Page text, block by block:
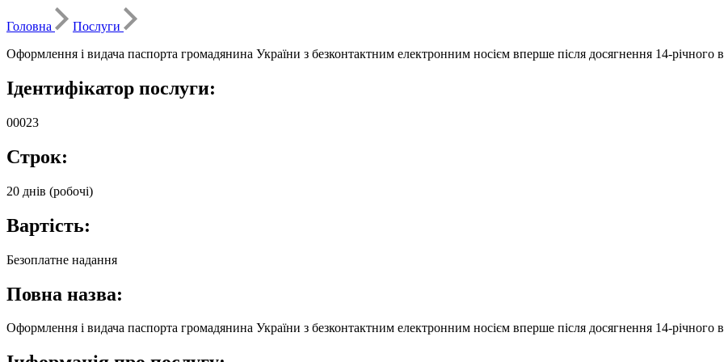
Головна
Послуги
Оформлення і видача паспорта громадянина України з безконтактним електронним носієм вперше після досягнення 14-річного
Ідентифікатор послуги:
00023
Строк:
20 днів (робочі)
Вартість:
Безоплатне надання
Повна назва:
Оформлення і видача паспорта громадянина України з безконтактним електронним носієм вперше після досягнення 14-річного